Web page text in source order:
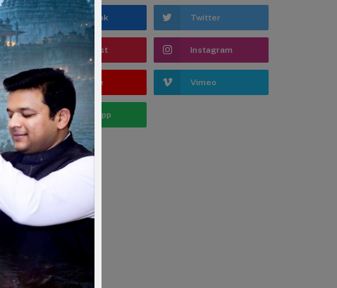
Facebook Twitter
Pinterest Instagram
YouTube Vimeo
WhatsApp